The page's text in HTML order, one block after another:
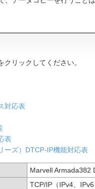
リックしてください。
対応表
表
ーズ）DTCP-IP機能対応表
Marvell Armada382
TCP/IP（IPv4、IPv6